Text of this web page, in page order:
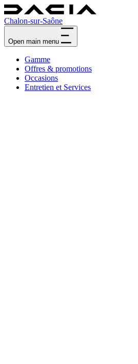
Chalon-sur-Saône
Open main menu
Gamme
Offres & promotions
Occasions
Entretien et Services